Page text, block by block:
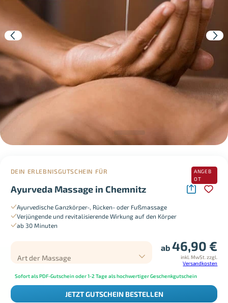
DEIN ERLEBNISGUTSCHEIN FÜR
ANGEB
OT
Ayurveda Massage in Chemnitz
Ayurvedische Ganzkörper-, Rücken- oder Fußmassage
Verjüngende und revitalisierende Wirkung auf den Körper
ab 30 Minuten
Art der Massage
ab46,90 €
inkl. MwSt. zzgl.
Versandkosten
Sofort als PDF-Gutschein oder 1-2 Tage als hochwertiger Geschenkgutschein
JETZT GUTSCHEIN BESTELLEN